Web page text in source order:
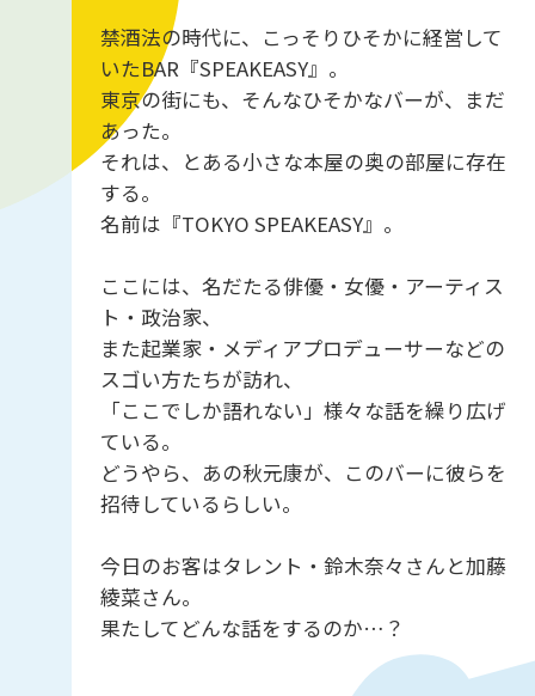
禁酒法の時代に、こっそりひそかに経営して
いたBAR『SPEAKEASY』。
東京の街にも、そんなひそかなバーが、まだ
あった。
それは、とある小さな本屋の奥の部屋に存在
する。
名前は『TOKYO SPEAKEASY』。
ここには、名だたる俳優・女優・アーティス
ト・政治家、
また起業家・メディアプロデューサーなどの
スゴい方たちが訪れ、
「ここでしか語れない」様々な話を繰り広げ
ている。
どうやら、あの秋元康が、このバーに彼らを
招待しているらしい。
今日のお客はタレント・鈴木奈々さんと加藤
綾菜さん。
果たしてどんな話をするのか…？